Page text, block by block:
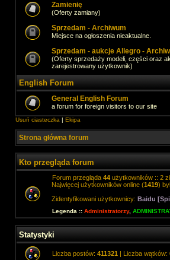
Zamienię
(Oferty zamiany)
Sprzedam - Archiwum
Miejsce na ogłoszenia nieaktualne.
Sprzedam - aukcje Allegro -
(Oferty sprzedaży modeli, części oraz
zarejestrowany użytkownik)
English Forum
General English Forum
a forum for foreign visitors to our site
Usuń ciasteczka | Ekipa
Strona główna forum
Kto przegląda forum
Forum przegląda 44 użytkowników :: 2
Najwięcej użytkowników online (1419)
Zidentyfikowani użytkownicy: Baidu
Legenda :: Administratorzy,
Statystyki
Liczba postów: 411321 | Liczba wątków: